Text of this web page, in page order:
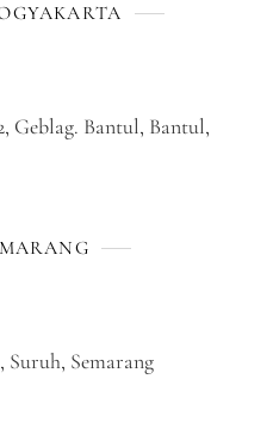
Geblag. Bantul, Bantul,
Semarang